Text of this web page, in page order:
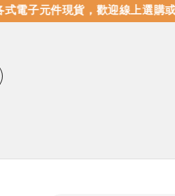
電子元件現貨，歡迎線上選購或